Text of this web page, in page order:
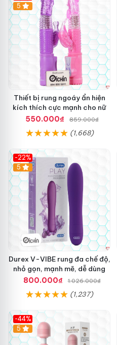
Hot
5
Thiết bị rung ngoáy ẩn hiện
kích thích cực mạnh cho nữ
550.000₫
859.000₫
(1,668)
-22%
Hot
5
Durex V-VIBE rung đa chế độ,
nhỏ gọn, mạnh mẽ, dễ dùng
800.000₫
1.026.000₫
(1,237)
-44%
Hot
5